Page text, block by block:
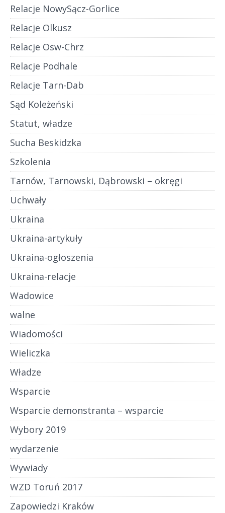
Relacje NowySącz-Gorlice
Relacje Olkusz
Relacje Osw-Chrz
Relacje Podhale
Relacje Tarn-Dab
Sąd Koleżeński
Statut, władze
Sucha Beskidzka
Szkolenia
Tarnów, Tarnowski, Dąbrowski – okręgi
Uchwały
Ukraina
Ukraina-artykuły
Ukraina-ogłoszenia
Ukraina-relacje
Wadowice
walne
Wiadomości
Wieliczka
Władze
Wsparcie
Wsparcie demonstranta – wsparcie
Wybory 2019
wydarzenie
Wywiady
WZD Toruń 2017
Zapowiedzi Kraków